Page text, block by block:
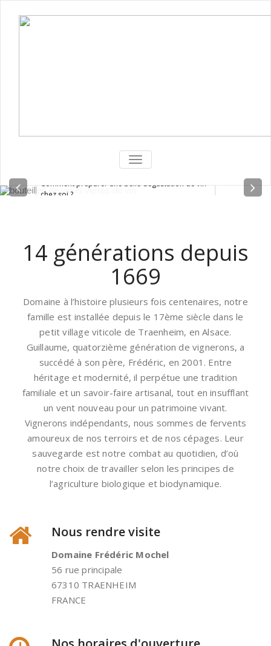
TOGGLE
Comment préparer une belle dégustation de vin
chez soi ?
14 générations depuis
1669
Domaine à l’histoire plusieurs fois centenaires, notre
famille est installée depuis le 17ème siècle dans le
petit village viticole de Traenheim, en Alsace.
Guillaume, quatorzième génération de vignerons, a
succédé à son père, Frédéric, en 2001. Entre
héritage et modernité, il perpétue une tradition
familiale et un savoir-faire artisanal, tout en insufflant
un vent nouveau pour un patrimoine vivant.
Vignerons indépendants, nous sommes de fervents
amoureux de nos terroirs et de nos cépages. Leur
sauvegarde est notre combat au quotidien, d’où
notre choix de travailler selon les principes de
l’agriculture biologique et biodynamique.
Nous rendre visite
Domaine Frédéric Mochel
56 rue principale
67310 TRAENHEIM
FRANCE